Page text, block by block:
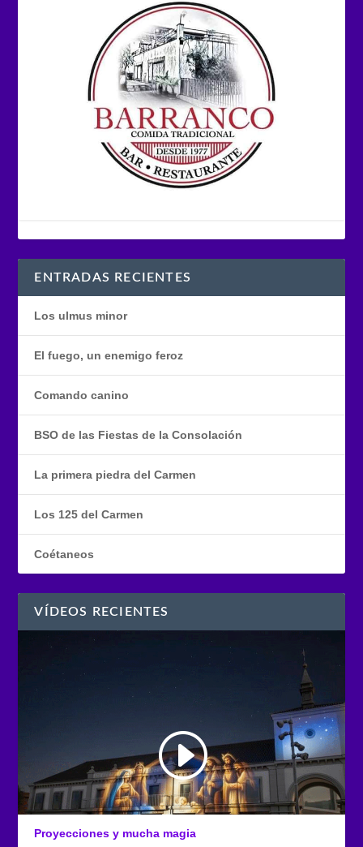
ENTRADAS RECIENTES
Los ulmus minor
El fuego, un enemigo feroz
Comando canino
BSO de las Fiestas de la Consolación
La primera piedra del Carmen
Los 125 del Carmen
Coétaneos
VÍDEOS RECIENTES
Proyecciones y mucha magia